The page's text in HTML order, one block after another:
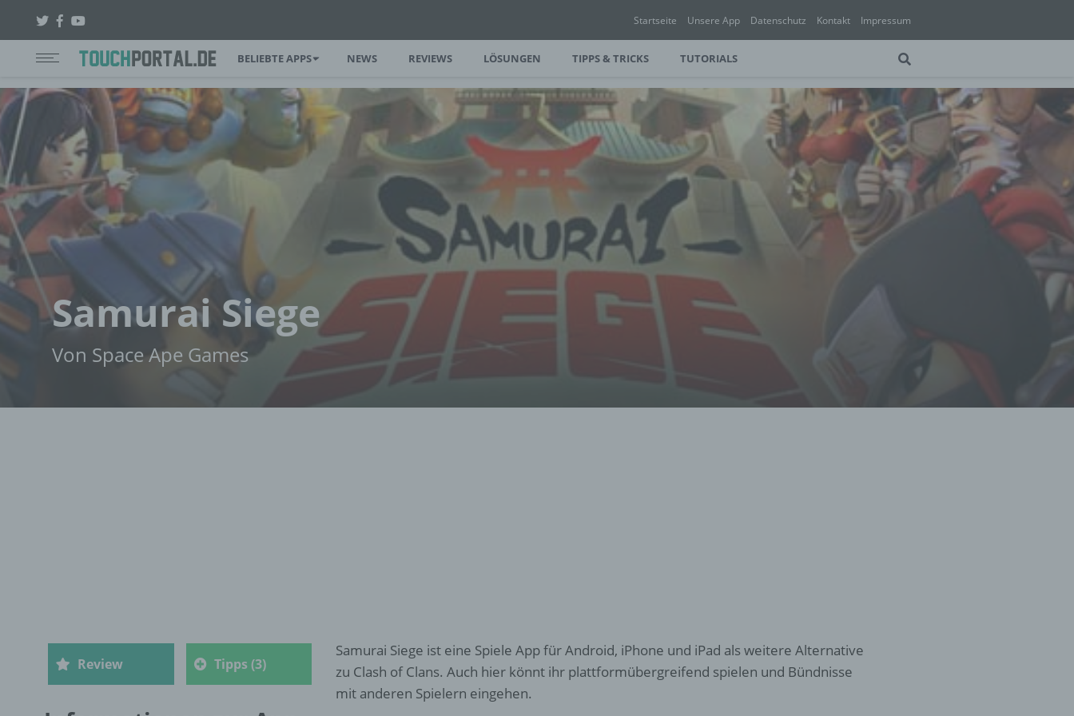
Startseite Unsere App Datenschutz Kontakt Impressum
BELIEBTE APPS NEWS REVIEWS LÖSUNGEN TIPPS & TRICKS TUTORIALS
Samurai Siege
Von Space Ape Games
Samurai Siege ist eine Spiele App für Android, iPhone und iPad als weitere Alternative
zu Clash of Clans. Auch hier könnt ihr plattformübergreifend spielen und Bündnisse
mit anderen Spielern eingehen.
Review Tipps (3)